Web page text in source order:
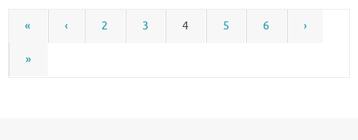
« ‹ 2 3 4 5 6 ›
»